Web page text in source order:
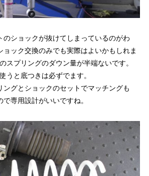
のショックが抜けてしまっているのがわ
ョック交換のみでも実際はよいかもしれま
スプリングのダウン量が半端ないです。
うと底つきは必ずでます。
ングとショックのセットでマッチングも
専用設計がいいですね。